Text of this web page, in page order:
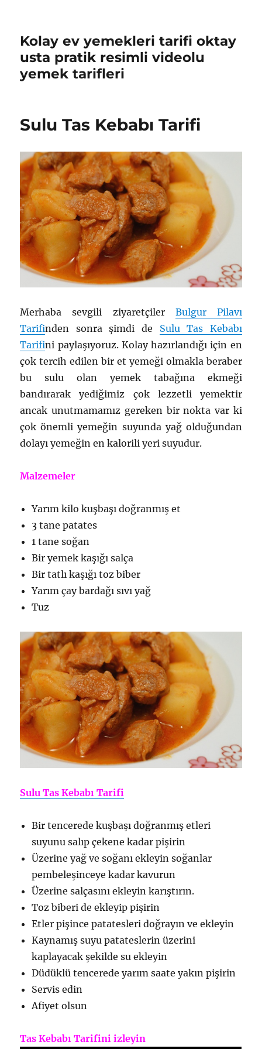
Kolay ev yemekleri tarifi oktay
usta pratik resimli videolu
yemek tarifleri
Sulu Tas Kebabı Tarifi
Merhaba sevgili ziyaretçiler Bulgur Pilavı
Tarifinden sonra şimdi de Sulu Tas Kebabı
Tarifini paylaşıyoruz. Kolay hazırlandığı için en
çok tercih edilen bir et yemeği olmakla beraber
bu sulu olan yemek tabağına ekmeği
bandırarak yediğimiz çok lezzetli yemektir
ancak unutmamamız gereken bir nokta var ki
çok önemli yemeğin suyunda yağ olduğundan
dolayı yemeğin en kalorili yeri suyudur.
Malzemeler
Yarım kilo kuşbaşı doğranmış et
3 tane patates
1 tane soğan
Bir yemek kaşığı salça
Bir tatlı kaşığı toz biber
Yarım çay bardağı sıvı yağ
Tuz
Sulu Tas Kebabı Tarifi
Bir tencerede kuşbaşı doğranmış etleri
suyunu salıp çekene kadar pişirin
Üzerine yağ ve soğanı ekleyin soğanlar
pembeleşinceye kadar kavurun
Üzerine salçasını ekleyin karıştırın.
Toz biberi de ekleyip pişirin
Etler pişince patatesleri doğrayın ve ekleyin
Kaynamış suyu patateslerin üzerini
kaplayacak şekilde su ekleyin
Düdüklü tencerede yarım saate yakın pişirin
Servis edin
Afiyet olsun
Tas Kebabı Tarifini izleyin